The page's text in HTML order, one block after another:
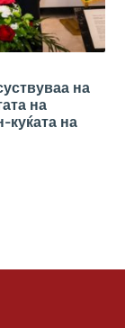
на
на
куќата на